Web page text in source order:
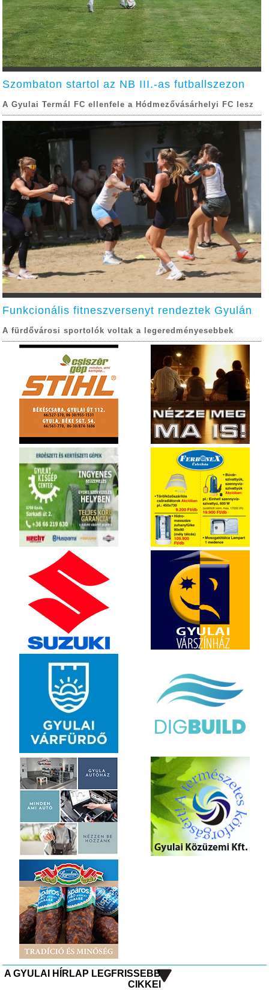
Szombaton startol az NB III.-as futballszezon
A Gyulai Termál FC ellenfele a Hódmezővásárhelyi FC lesz
Funkcionális fitneszversenyt rendeztek Gyulán
A fürdővárosi sportolók voltak a legeredményesebbek
A GYULAI HÍRLAP LEGFRISSEBB
CIKKEI